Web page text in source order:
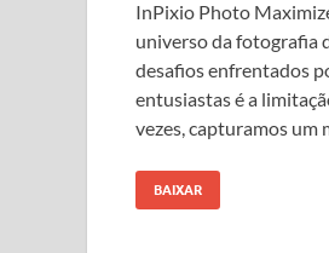
InPixio Photo
universo da fotografia
desafios enfrentados
entusiastas é a
vezes, capturamos um
BAIXAR